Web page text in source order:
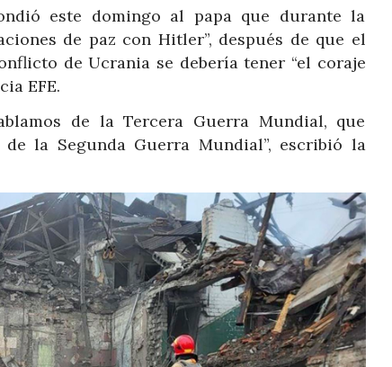
este domingo al papa que durante la
de paz con Hitler”, después de que el
de Ucrania se debería tener “el coraje
EFE.
de la Tercera Guerra Mundial, que
la Segunda Guerra Mundial”, escribió la